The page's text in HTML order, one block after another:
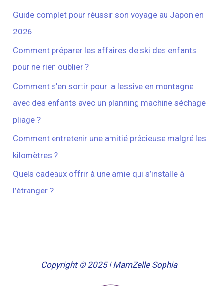
Guide complet pour réussir son voyage au Japon en
2026
Comment préparer les affaires de ski des enfants
pour ne rien oublier ?
Comment s’en sortir pour la lessive en montagne
avec des enfants avec un planning machine séchage
pliage ?
Comment entretenir une amitié précieuse malgré les
kilomètres ?
Quels cadeaux offrir à une amie qui s’installe à
l’étranger ?
Copyright © 2025 | MamZelle Sophia